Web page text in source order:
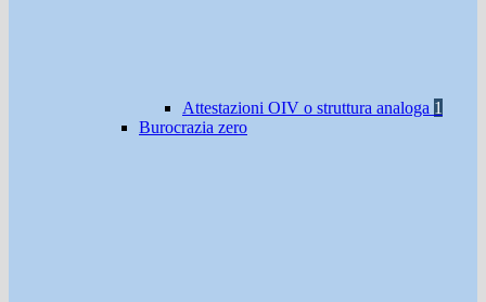
Attestazioni OIV o struttura analoga 1
Burocrazia zero